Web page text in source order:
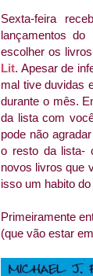
Sexta-feira
lançamentos
escolher os
Lit. Apesar de
mal tive duvidas
durante o mês.
da lista com
pode não
o resto da lista-
novos livros que
isso um habito
Primeiramente
(que vão estar